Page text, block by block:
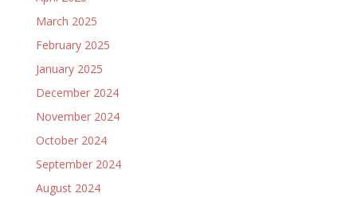
March 2025
February 2025
January 2025
December 2024
November 2024
October 2024
September 2024
August 2024